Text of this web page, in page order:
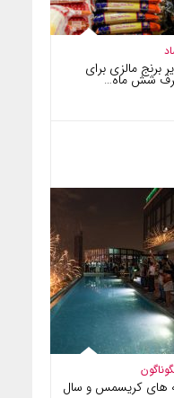
برنج مالزی برای
شش ماه…
گوناگون
های کریسمس و سال